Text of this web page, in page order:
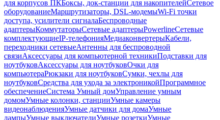
для корпусов ПКБоксы, док-станции для накопителейСетевое
оборудованиеМаршрутизаторы, DSL-модемыWi-Fi точки
доступа, усилители сигналаБеспроводные
адаптерыКоммутаторыСетевые адаптерыPowerlineСетевые
комплектующиеIP-телефонияМедиаконвертерыКабели,
переходники сетевыеАнтенны для беспроводной
связиАксессуары для компьютерной техникиПодставки для
ноутбуковАксессуары для ноутбуковОчки для
компьютераРюкзаки для ноутбуковСумки, чехлы для
ноутбуковСредства для ухода за электроникойПрограммное
обеспечениеСистема Умный домУправление умным
домомУмные колонки, станцииУмные камеры
видеонаблюденияУмные датчики для домаУмные
лампыУмные выключателиУмные розеткиУмные